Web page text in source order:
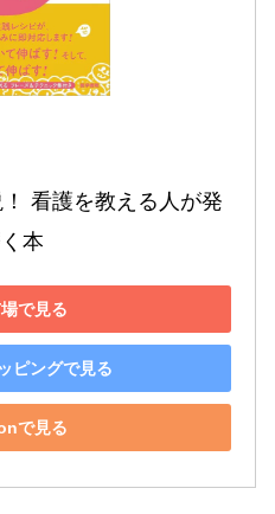
看護を教える人が発
本
で見る
ピングで見る
で見る